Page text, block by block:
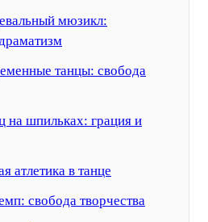
мюзикл:
танцы: свобода
шпильках: грация и
атлетика в танце
свобода творчества